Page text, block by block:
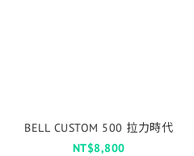
BELL CUSTOM 500 拉力時代
NT$8,800